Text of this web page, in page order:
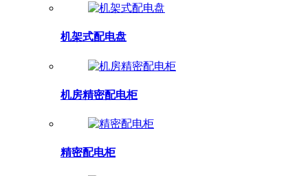
机架式配电盘
机房精密配电柜
精密配电柜